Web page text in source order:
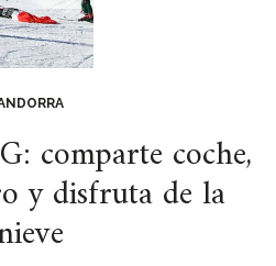
comparte coche,
y disfruta de la